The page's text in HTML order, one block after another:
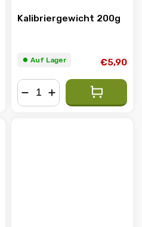
Kalibriergewicht 200g
⏺︎ Auf Lager €5,90